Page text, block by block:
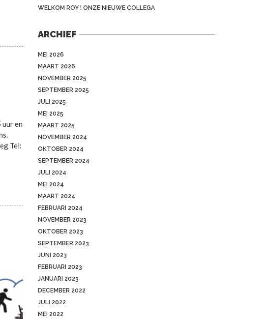
en
Tel:
WELKOM ROY ! ONZE NIEUWE COLLEGA
ARCHIEF
MEI 2026
MAART 2026
NOVEMBER 2025
SEPTEMBER 2025
JULI 2025
MEI 2025
MAART 2025
NOVEMBER 2024
OKTOBER 2024
SEPTEMBER 2024
JULI 2024
MEI 2024
MAART 2024
FEBRUARI 2024
NOVEMBER 2023
OKTOBER 2023
SEPTEMBER 2023
JUNI 2023
FEBRUARI 2023
JANUARI 2023
DECEMBER 2022
JULI 2022
MEI 2022